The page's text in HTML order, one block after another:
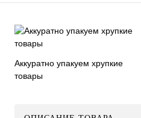
Аккуратно упакуем хрупкие
товары